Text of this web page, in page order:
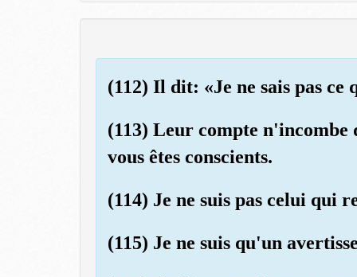
(112) Il dit: «Je ne sais pas ce
(113) Leur compte n'incombe
vous êtes conscients.
(114) Je ne suis pas celui qui
(115) Je ne suis qu'un